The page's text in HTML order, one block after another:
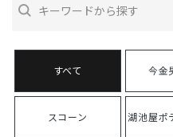
今金
スコーン 湖池屋ポ